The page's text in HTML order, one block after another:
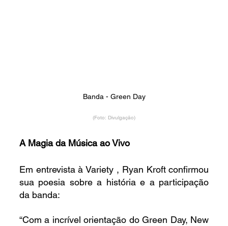
Banda - Green Day
(Foto: Divulgação)
A Magia da Música ao Vivo
Em entrevista à Variety , Ryan Kroft confirmou
sua poesia sobre a história e a participação
da banda:
“Com a incrível orientação do Green Day, New